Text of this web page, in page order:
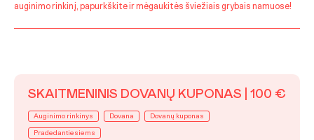
auginimo rinkinį, papurkškite ir mėgaukitės šviežiais grybais namuose!
SKAITMENINIS DOVANŲ KUPONAS | 100 €
Auginimo rinkinys Dovana Dovanų kuponas
Pradedantiesiems